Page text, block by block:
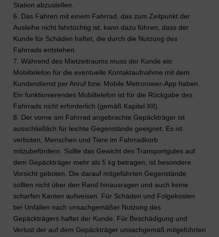
Station abzustellen.
6. Das Fahren mit einem Fahrrad, das zum Zeitpunkt der
Ausleihe nicht fahrtüchtig ist, kann dazu führen, dass der
Kunde für Schäden haftet, die durch die Nutzung des
Fahrrads entstehen.
7. Während des Mietzeitraums muss der Kunde ein
Mobiltelefon für die eventuelle Kontaktaufnahme mit dem
Kundendienst per Anruf bzw. Mobile Metrorower-App haben.
Ein funktionierendes Mobiltelefon ist für die Rückgabe des
Fahrrads nicht erforderlich (gemäß Kapitel XII).
8. Der vorne am Fahrrad angebrachte Gepäckträger ist
ausschließlich für leichte Gegenstände geeignet. Es ist
verboten, Menschen und Tiere im Fahrradkorb
mitzubefördern. Sollte das Gewicht des Transportgutes auf
dem Gepäckträger mehr als 5 kg betragen, ist besondere
Vorsicht geboten. Die darauf mitgeführten Gegenstände
sollten nicht über den Rand hinausragen und auch keine
scharfen Kanten aufweisen. Für Schäden und Folgekosten
bei Unfällen nach unsachgemäßer Nutzung des
Gepäckträgers haftet der Kunde. Für Beschädigung und
Verlust der auf dem Gepäckträger unsachgemäß mitgeführten